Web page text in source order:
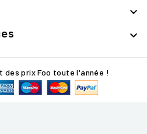


prix Foo toute l'année !